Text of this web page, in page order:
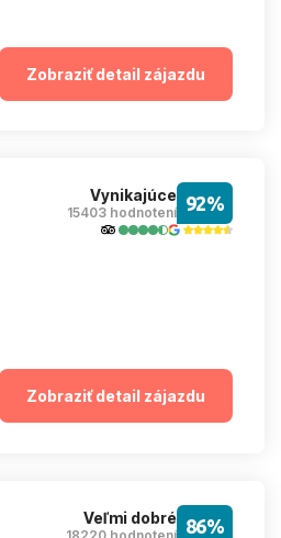
Zobraziť detail zájazdu
Vynikajúce
15403 hodnotení 92%
Zobraziť detail zájazdu
Veľmi dobré 86%